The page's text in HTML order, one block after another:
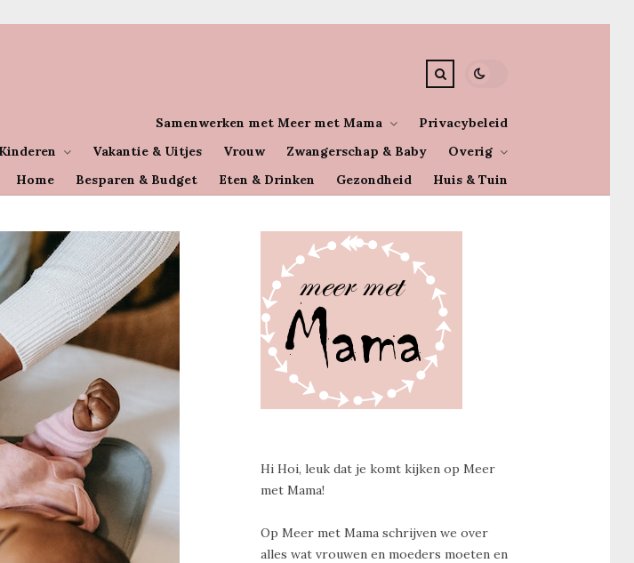
Home Besparen & Budget Eten & Drinken Gezondheid Huis & Tuin
Vakantie & Uitjes Vrouw Zwangerschap & Baby Overig
Samenwerken met Meer met Mama Privacybeleid
Hi Hoi, leuk dat je komt kijken op Meer
met Mama!
Op Meer met Mama schrijven we over
alles wat vrouwen en moeders moeten en